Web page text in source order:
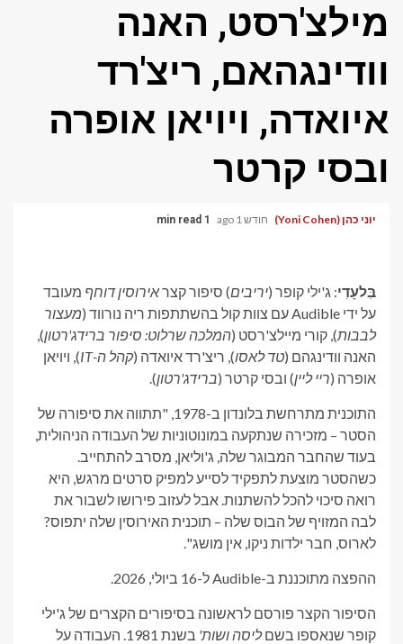
מילצ'רסט, האנה
וודינגהאם, ריצ'רד
איואדה, ויויאן אופרה
ובסי קרטר
יוני כהן (Yoni Cohen) חודש 1 ago 1 min read
בִּלעָדִי: ג'ילי קופר (יריבים) סיפור קצראירוסין דוחף מעובד
על ידי Audible עם צוות קול בהשתתפות ריה נורווד (
מעצור
לבבות), קורי מיילצ'רסט (המלכה שרלוט: סיפור ברידג'רטון),
האנה וודינגהם (טד לאסו), ריצ'רד איואדה (קהל ה-IT
), ויויאן
אופרה (ריי ליין) ובסי קרטר (ברידג'רטון).
התוכנית מתרחשת בלונדון ב-1978, "תתווה את סיפורה של
הסטר – מזכירה שנתקעה במונוטוניות של העבודה הניהולית,
בעוד שהחבר המבוגר שלה, ג'וליאן, מסרב להתחייב.
כשהסטר מוצעת לתפקיד לסייע למפיק סרטים מרגש, היא
רואה סיכוי להכל להשתנות. אבל לעזוב פירושו לשבור את
לבה המזויף של הבוס שלה – תוכנית האירוסין שלה יתפוס?
לארוס, חבר ילדות ניקו, אין מושג".
ההפצה מתוכננת ב-Audible ל-16 ביולי, 2026.
הסיפור הקצר פורסם לראשונה בסיפורים הקצרים של ג'ילי
קופר שנאספו בשםליסה ושות'
בשנת 1981. העבודה על